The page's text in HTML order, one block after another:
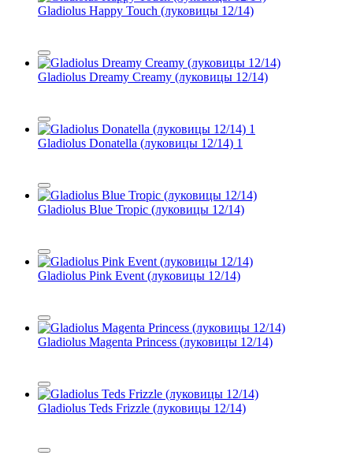
Gladiolus Happy Touch (луковицы 12/14)
Gladiolus Dreamy Creamy (луковицы 12/14)
Gladiolus Donatella (луковицы 12/14) 1
Gladiolus Blue Tropic (луковицы 12/14)
Gladiolus Pink Event (луковицы 12/14)
Gladiolus Magenta Princess (луковицы 12/14)
Gladiolus Teds Frizzle (луковицы 12/14)